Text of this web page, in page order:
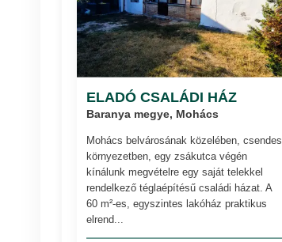
ELADÓ CSALÁDI HÁZ
Baranya megye, Mohács
Mohács belvárosának közelében, csendes
környezetben, egy zsákutca végén
kínálunk megvételre egy saját telekkel
rendelkező téglaépítésű családi házat. A
60 m²-es, egyszintes lakóház praktikus
elrend...